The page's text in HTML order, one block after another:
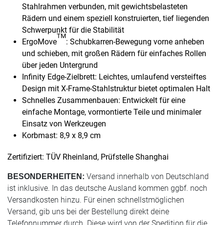
Stahlrahmen verbunden, mit gewichtsbelasteten
Rädern und einem speziell konstruierten, tief liegenden
Schwerpunkt für die Stabilität
ErgoMove
TM
: Schubkarren-Bewegung vorne anheben
und schieben, mit großen Rädern für einfaches Rollen
über jeden Untergrund
Infinity Edge-Zielbrett: Leichtes, umlaufend versteiftes
Design mit X-Frame-Stahlstruktur bietet optimalen Halt
Schnelles Zusammenbauen: Entwickelt für eine
einfache Montage, vormontierte Teile und minimaler
Einsatz von Werkzeugen
Korbmast: 8,9 x 8,9 cm
Zertifiziert: TÜV Rheinland, Prüfstelle Shanghai
BESONDERHEITEN: Versand innerhalb von Deutschland
ist inklusive. In das deutsche Ausland kommen ggbf. noch
Versandkosten hinzu. Für einen schnellstmöglichen
Versand, gib uns bei der Bestellung direkt deine